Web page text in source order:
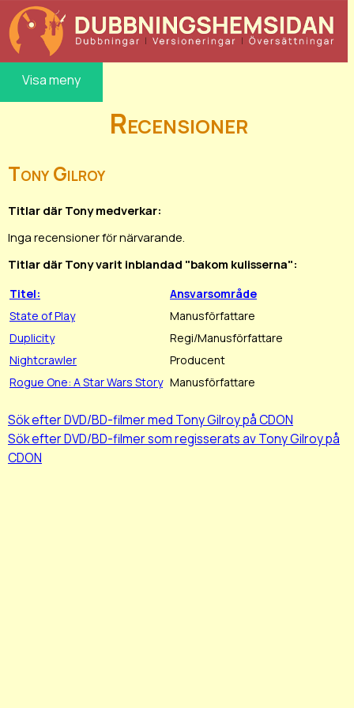
Visa meny
Recensioner
Tony Gilroy
Titlar där Tony medverkar:
Inga recensioner för närvarande.
Titlar där Tony varit inblandad "bakom kulisserna":
Titel:
Ansvarsområde
State of Play
Manusförfattare
Duplicity
Regi/Manusförfattare
Nightcrawler
Producent
Rogue One: A Star Wars Story Manusförfattare
Sök efter DVD/BD-filmer med Tony Gilroy på CDON
Sök efter DVD/BD-filmer som regisserats av Tony Gilroy på
CDON